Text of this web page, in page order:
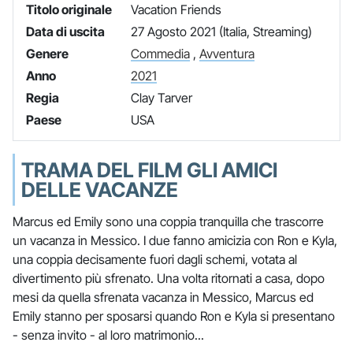
Titolo originale
Vacation Friends
Data di uscita
27 Agosto 2021 (Italia, Streaming)
Genere
Commedia, Avventura
Anno
2021
Regia
Clay Tarver
Paese
USA
TRAMA DEL FILM GLI AMICI
DELLE VACANZE
Marcus ed Emily sono una coppia tranquilla che trascorre
un vacanza in Messico. I due fanno amicizia con Ron e Kyla,
una coppia decisamente fuori dagli schemi, votata al
divertimento più sfrenato. Una volta ritornati a casa, dopo
mesi da quella sfrenata vacanza in Messico, Marcus ed
Emily stanno per sposarsi quando Ron e Kyla si presentano
- senza invito - al loro matrimonio...